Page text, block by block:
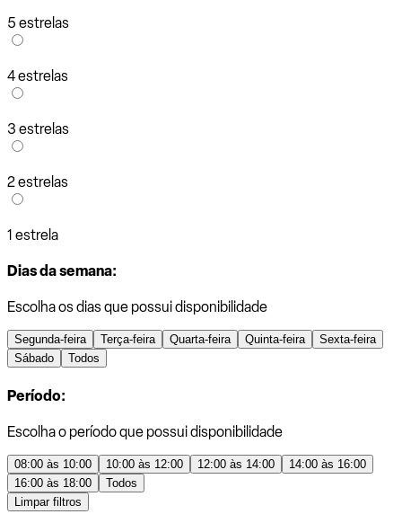
5 estrelas
4 estrelas
3 estrelas
2 estrelas
1 estrela
Dias da semana:
Escolha os dias que possui disponibilidade
Segunda-feira Terça-feira Quarta-feira Quinta-feira
Sexta-feira
Sábado
Todos
Período:
Escolha o período que possui disponibilidade
08:00 às 10:00 10:00 às 12:00 12:00 às 14:00
14:00 às 16:00
16:00 às 18:00
Todos
Limpar filtros